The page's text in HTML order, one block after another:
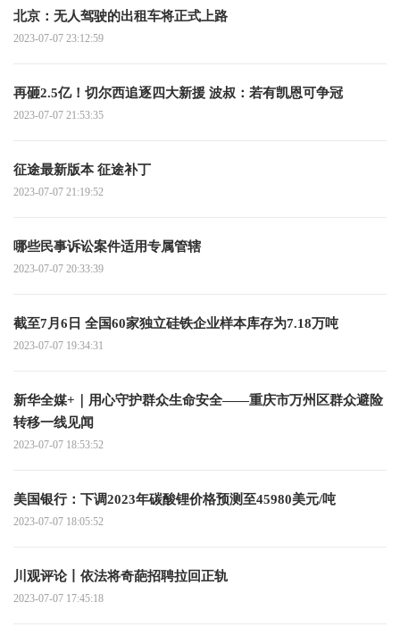
北京：无人驾驶的出租车将正式上路
2023-07-07 23:12:59
再砸2.5亿！切尔西追逐四大新援 波叔：若有凯恩可争冠
2023-07-07 21:53:35
征途最新版本 征途补丁
2023-07-07 21:19:52
哪些民事诉讼案件适用专属管辖
2023-07-07 20:33:39
截至7月6日 全国60家独立硅铁企业样本库存为7.18万吨
2023-07-07 19:34:31
新华全媒+｜用心守护群众生命安全——重庆市万州区群众避险
转移一线见闻
2023-07-07 18:53:52
美国银行：下调2023年碳酸锂价格预测至45980美元/吨
2023-07-07 18:05:52
川观评论丨依法将奇葩招聘拉回正轨
2023-07-07 17:45:18